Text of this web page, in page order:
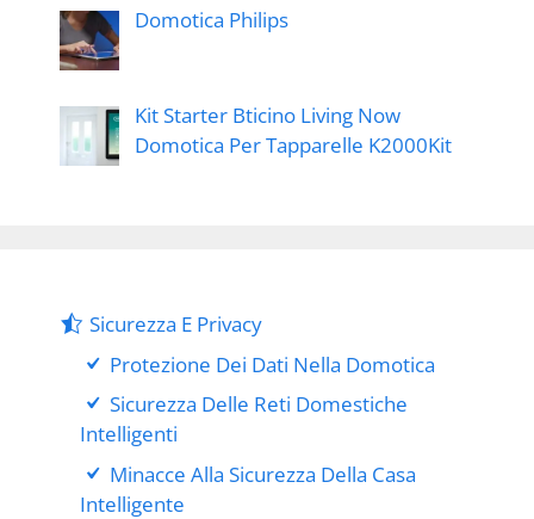
Domotica Philips
Kit Starter Bticino Living Now
Domotica Per Tapparelle K2000Kit
Sicurezza E Privacy
Protezione Dei Dati Nella Domotica
Sicurezza Delle Reti Domestiche
Intelligenti
Minacce Alla Sicurezza Della Casa
Intelligente